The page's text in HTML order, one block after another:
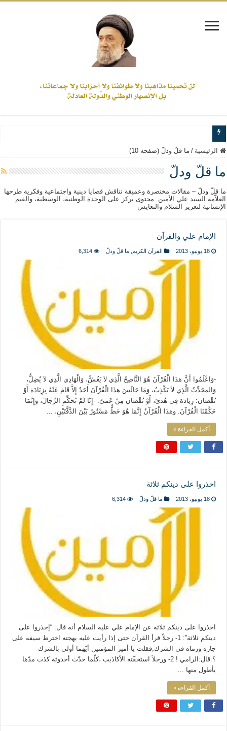
www.alamine.net
مواقف وآراء العلاّمة السيد علي الأمين من الأحداث والقضايا - اضغط للاطلاع
إذا كان التسنن هو الإيمان بسنة رسول الله ( صلى الله عليه وآله) فكلّ
علاقات المذاهب والأديان لا يجوز أن تكون على حساب الأوطان
المذاهب ليست قدرًا لا يمكن تجاوزه
ليست المنفعة تأتي من إسلامية النّظام كما لا تأتي المضرة من مسيحية النظام
المتهاون بوطنه متهاون بدينه حتماً
نسج العلاقة مع الآخر تكون من خلال منظومة القيم و المبادئ الانسانية التي تجعل
الرئيسية / ما قلّ ودلّ (صفحه 10)
ما قلّ ودلّ
ما قلّ ودلّ – مقالات مختصرة وعميقة تناقش قضايا دينية واجتماعية وفكرية طرحها
العلاّمة السيد علي الأمين. محتوى يركز على الوحدة الوطنية، الوسطية، والقيم
الإنسانية لتعزيز السلام والتعايش
الإمام علي والقرآن
18 يونيو، 2013 القرآن الكريم ما قلّ ودلّ 6,314
-وَاعْلَمُوا أَنَّ هذَا الْقُرْآنَ هُوَ النَّاصِحُ الَّذِي لاَ يَغُشُّ، وَالْهَادِي الَّذِي لاَ يُضِلُّ،
وَالمحَدِّثُ الَّذِي لاَ يَكْذِبُ، وَمَا جَالَسَ هذَا الْقُرْآنَ أَحَدٌ إِلاَّ قَامَ عَنْهُ بِزِيَادَة أَوْ
نُقْصَان: زِيَادَة فِي هُدىً، أَوْ نُقْصَان مِنْ عَمىً. -إِنَّا لَمْ نُحَكِّمِ الرِّجَالَ، وَإِنَّمَا
حَكَّمْنَا الْقُرْآنَ. وهذَا الْقُرْآنُ إِنَّمَا هُوَ خَطٌّ مَسْتُورٌ بَيْنَ الدَّفَّتَيْنِ، …
أكمل القراءة »
احذروا على دينكم ثلاثة
18 يونيو، 2013 ما قلّ ودلّ 6,314
احذروا على دينكم ثلاثة عن الإمام علي عليه السلام أنه قال: “إحذروا على
دينكم ثلاثة”: 1- رجلاً قرأ القرآن حتى إذا رأيت عليه بهجته اخترط سيفه على
جاره ورماه في الشرك,فقلت يا أمير المؤمنين أيّهما أولى بالشرك
؟:قال:الرامي ! 2- ورجلاً استخفّته الأكاذيب ،كلّما حدّث أحدوثة كذب مدّها
بأطول منها …
أكمل القراءة »